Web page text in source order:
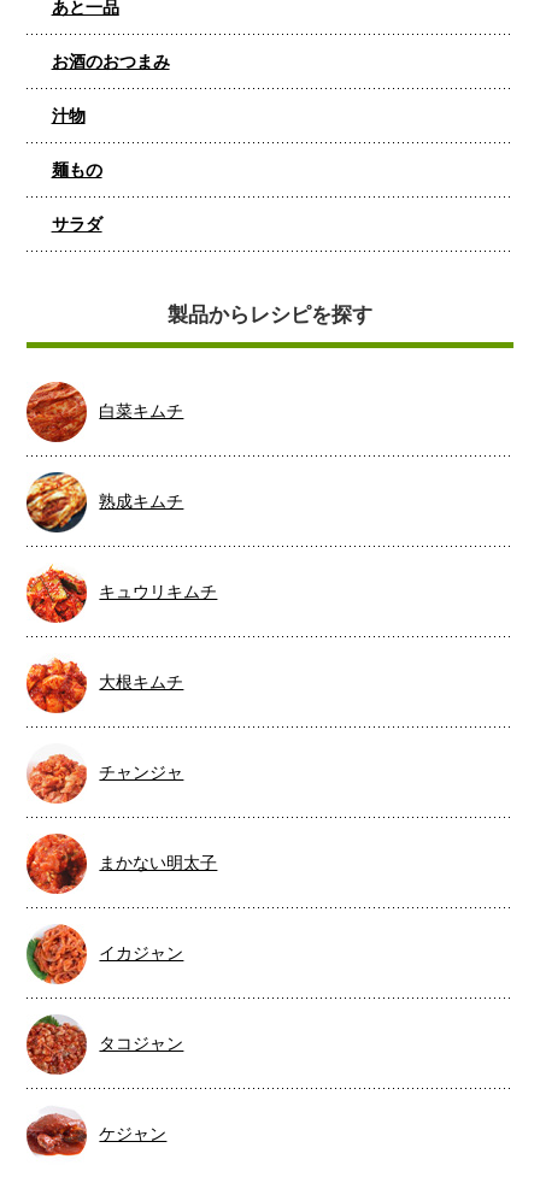
あと一品
お酒のおつまみ
汁物
麺もの
サラダ
製品からレシピを探す
白菜キムチ
熟成キムチ
キュウリキムチ
大根キムチ
チャンジャ
まかない明太子
イカジャン
タコジャン
ケジャン